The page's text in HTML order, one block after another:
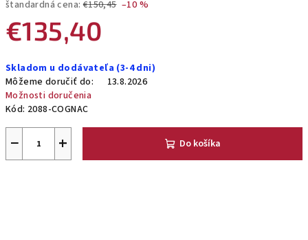
štandardná cena: €150,45 –10 %
€135,40
cena:
Skladom u dodávateľa (3-4 dni)
Môžeme doručiť do:
13.8.2026
Možnosti doručenia
Kód: 2088-COGNAC
+
− Do košíka